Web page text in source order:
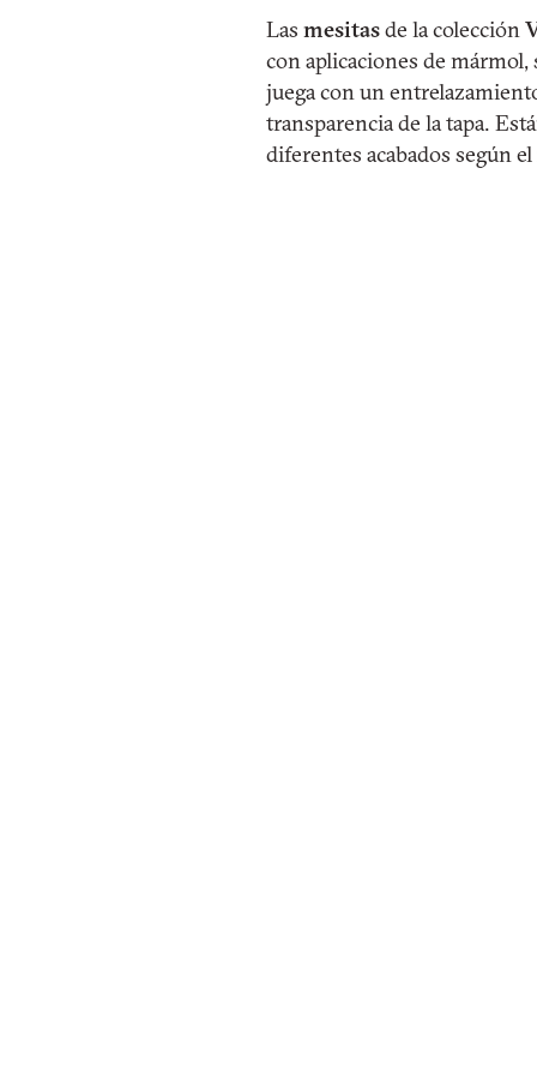
Las mesitasde la colección
con aplicaciones de mármol,
juega con un
transparencia de la tapa.
diferentes acabados según